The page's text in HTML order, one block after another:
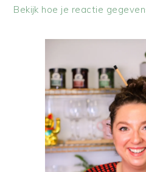
Bekijk hoe je reactie